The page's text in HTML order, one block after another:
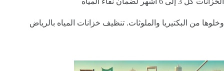
وخلوها من البكتيريا والملوثات. تنظيف خزانات المياه بالرياض